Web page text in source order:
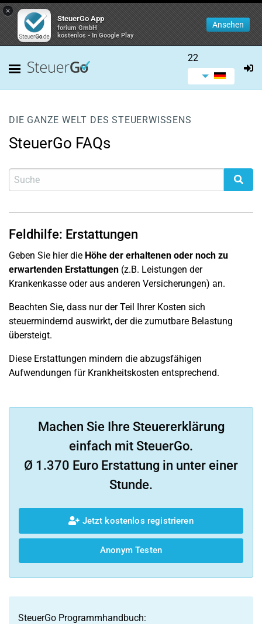
×
SteuerGo App
forium GmbH
kostenlos - In Google Play
Ansehen
22
DIE GANZE WELT DES STEUERWISSENS
SteuerGo FAQs
Feldhilfe: Erstattungen
Geben Sie hier die Höhe der erhaltenen oder noch zu
erwartenden Erstattungen (z.B. Leistungen der
Krankenkasse oder aus anderen Versicherungen) an.
Beachten Sie, dass nur der Teil Ihrer Kosten sich
steuermindernd auswirkt, der die zumutbare Belastung
übersteigt.
Diese Erstattungen mindern die abzugsfähigen
Aufwendungen für Krankheitskosten entsprechend.
Machen Sie Ihre Steuererklärung
einfach mit SteuerGo.
Ø 1.370 Euro Erstattung in unter einer
Stunde.
Jetzt kostenlos registrieren
Anonym Testen
SteuerGo Programmhandbuch: